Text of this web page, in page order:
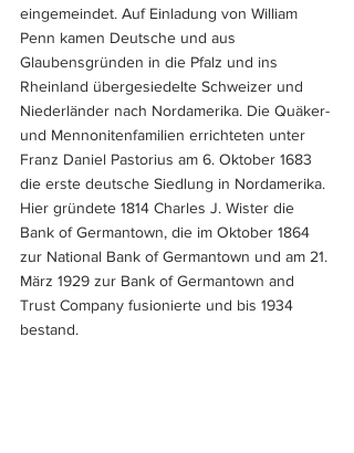
eingemeindet. Auf Einladung von William
Penn kamen Deutsche und aus
Glaubensgründen in die Pfalz und ins
Rheinland übergesiedelte Schweizer und
Niederländer nach Nordamerika. Die Quäker-
und Mennonitenfamilien errichteten unter
Franz Daniel Pastorius am 6. Oktober 1683
die erste deutsche Siedlung in Nordamerika.
Hier gründete 1814 Charles J. Wister die
Bank of Germantown, die im Oktober 1864
zur National Bank of Germantown und am 21.
März 1929 zur Bank of Germantown and
Trust Company fusionierte und bis 1934
bestand.